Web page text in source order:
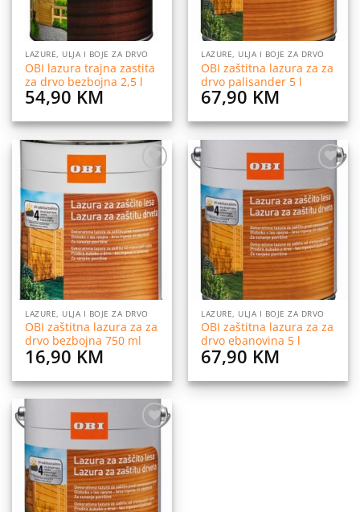
LAZURE, ULJA I BOJE ZA DRVO
OBI lazura trajna zastita
za drvo bezbojna 2,5 l
54,90 KM
LAZURE, ULJA I BOJE ZA DRVO
OBI zaštitna lazura za za
drvo palisander 5 l
67,90 KM
na
listu
želja
LAZURE, ULJA I BOJE ZA DRVO
OBI zaštitna lazura za za
drvo bezbojna 750 ml
16,90 KM
na
listu
želja
LAZURE, ULJA I BOJE ZA DRVO
OBI zaštitna lazura za za
drvo ebanovina 5 l
67,90 KM
na
listu
želja